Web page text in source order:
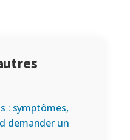
: symptômes,
demander un